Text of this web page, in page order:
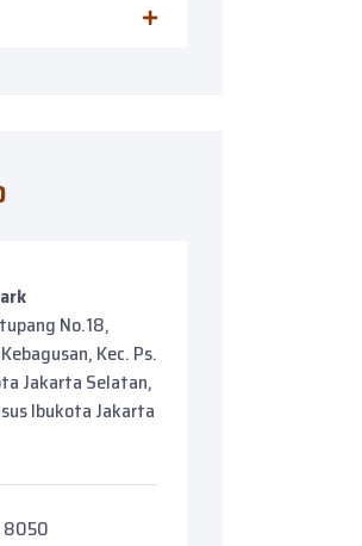
No.18,
Kec. Ps.
Jakarta Selatan,
Ibukota Jakarta